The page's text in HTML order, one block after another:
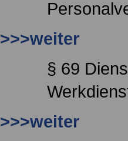
>>>weiter
§ 69
>>>weiter